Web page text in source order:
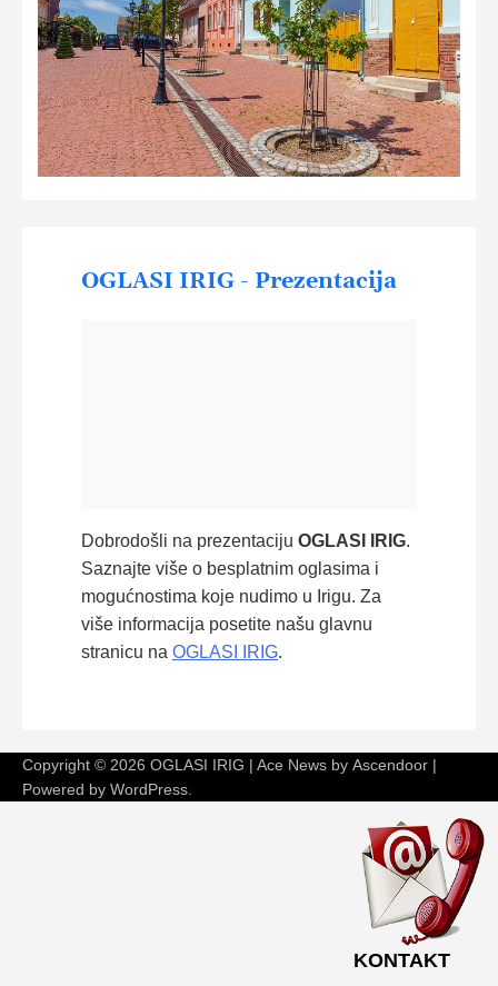
OGLASI IRIG - Prezentacija
Dobrodošli na prezentaciju OGLASI IRIG.
Saznajte više o besplatnim oglasima i
mogućnostima koje nudimo u Irigu. Za
više informacija posetite našu glavnu
stranicu na OGLASI IRIG.
Copyright © 2026 OGLASI IRIG | Ace News by Ascendoor |
Powered by WordPress
KONTAKT